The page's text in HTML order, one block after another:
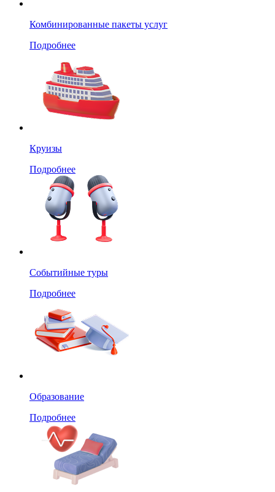
Комбинированные пакеты услуг
Подробнее
Круизы
Подробнее
Событийные туры
Подробнее
Образование
Подробнее